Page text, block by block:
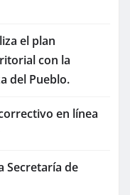
el plan
con la
del Pueblo.
en línea
Secretaría de